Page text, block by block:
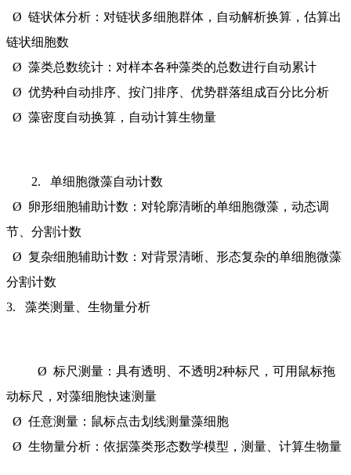
Ø 链状体分析：对链状多细胞群体，自动解析换算，估算出
链状细胞数
Ø 藻类总数统计：对样本各种藻类的总数进行自动累计
Ø 优势种自动排序、按门排序、优势群落组成百分比分析
Ø 藻密度自动换算，自动计算生物量
2. 单细胞微藻自动计数
Ø 卵形细胞辅助计数：对轮廓清晰的单细胞微藻，动态调
节、分割计数
Ø 复杂细胞辅助计数：对背景清晰、形态复杂的单细胞微藻
分割计数
3. 藻类测量、生物量分析
Ø 标尺测量：具有透明、不透明2种标尺，可用鼠标拖
动标尺，对藻细胞快速测量
Ø 任意测量：鼠标点击划线测量藻细胞
Ø 生物量分析：依据藻类形态数学模型，测量、计算生物量